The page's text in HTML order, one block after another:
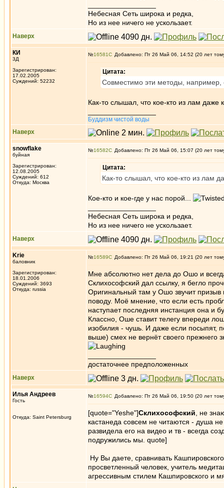
Небесная Сеть широка и редка,
Но из нее ничего не ускользает.
Наверх
КИ
3Д
Зарегистрирован:
17.02.2005
Суждений: 52232
№16581 Добавлено: Пт 26 Май 06, 14:52 (20 лет
Цитата:
Совместимо эти методы, например,
Как-то слышал, что кое-кто из лам даже
Буддизм чистой воды
Наверх
snowflake
буйная
Зарегистрирован:
12.08.2005
Суждений: 612
Откуда: Москва
№16582 Добавлено: Пт 26 Май 06, 15:07 (20 лет
Цитата:
Как-то слышал, что кое-кто из лам
Кое-кто и кое-где у нас порой...
Небесная Сеть широка и редка,
Но из нее ничего не ускользает.
Наверх
Krie
баловник
Зарегистрирован:
18.01.2006
Суждений: 3693
Откуда: russia
№16589 Добавлено: Пт 26 Май 06, 19:21 (20 лет
Мне абсолютно нет дела до Ошо и
Склихософский дал ссылку, я бегло
Оригинальный там у Ошо звучит призыв
поводу. Моё мнение, что если есть
наступает последняя инстанция она и
Классно, Оше ставит телегу впереди
изобилия - чушь. И даже если посыпят,
выше) смех не вернёт своего прежнего
достаточнее предположенных
Наверх
Илья Андреев
Гость
Откуда: Saint Petersburg
№16594 Добавлено: Пт 26 Май 06, 19:50 (20 лет
[quote="Yeshe"]Склихософский , не
кастанеда совсем не читаются - душа
развидела его на видео и тв - всегда
подружились мы. quote]
Ну Вы даете, сравнивать
просветленный человек, учитель
агрессивным стилем Кашпировского и